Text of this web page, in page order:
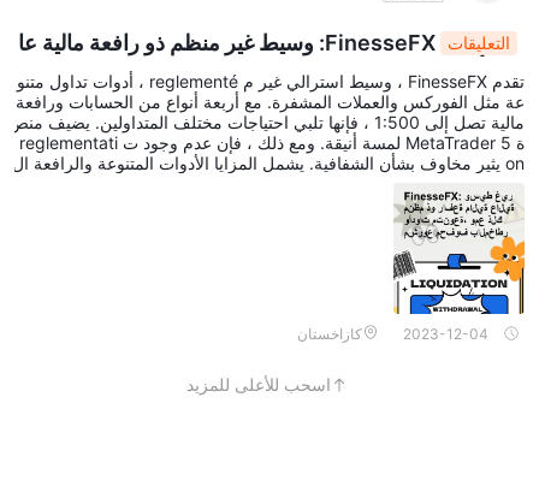
التعليقات
FinesseFX: وسيط غير منظم ذو رافعة مالية عا
لية وأدوات متنوعة، ومع ذلك مشروع محفوف بالمخاطر
تقدم FinesseFX ، وسيط استرالي غير م reglementé ، أدوات تداول متنو
عة مثل الفوركس والعملات المشفرة. مع أربعة أنواع من الحسابات ورافعة
مالية تصل إلى 1:500 ، فإنها تلبي احتياجات مختلف المتداولين. يضيف منص
ة MetaTrader 5 لمسة أنيقة. ومع ذلك ، فإن عدم وجود ت reglementati
on يثير مخاوف بشأن الشفافية. يشمل المزايا الأدوات المتنوعة والرافعة ال
الأدنى للإيداعات العالية ، وعدم وجود حسابات تجريبية. إنها عملية عالية الم
خاطر - مثيرة ولكنها محفوفة بالمخاطر.
2023-12-04 كازاخستان
اسحب للأعلى للمزيد